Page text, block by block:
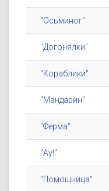
"Осьминог"
"Догонялки"
"Кораблики"
"Мандарин"
"Ферма"
"Ау!"
"Помощница"